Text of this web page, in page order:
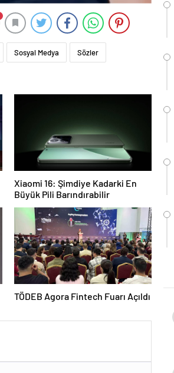
Sosyal Medya Sözler
Xiaomi 16: Şimdiye Kadarki En
Büyük Pili Barındırabilir
TÖDEB Agora Fintech Fuarı Açıldı